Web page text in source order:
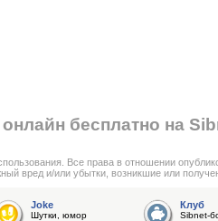
бесплатно на
Все права в отношении
вред и/или убытки, возникшие или
Joke
Шутки, юмор
Клуб
Sibnet-